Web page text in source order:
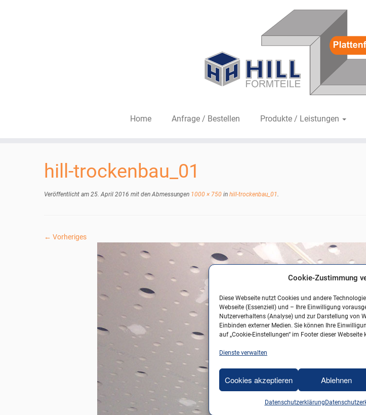
Cookie-Zustimmung
Diese Webseite nutzt Cookies und andere
Webseite (Essenziell) und – Ihre Einwilligung
Nutzerverhaltens (Analyse) und zur Darstellung von
Einbinden externer Medien. Sie können Ihre
auf „Cookie-Einstellungen“ im Footer dieser Webseite
Dienste verwalten
Cookies akzeptieren Ablehnen
Datenschutzerklärung
Home Anfrage / Bestellen Produkte / Leistungen
hill-trockenbau_01
Veröffentlicht am 25. April 2016 mit den Abmessungen 1000 × 750 in hill-trockenbau_01.
← Vorheriges